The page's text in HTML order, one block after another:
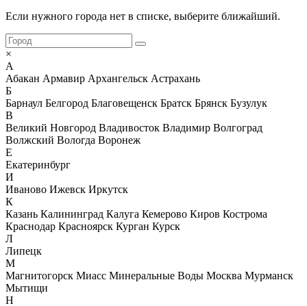
Если нужного города нет в списке, выберите ближайший.
×
А
Абакан Армавир Архангельск Астрахань
Б
Барнаул Белгород Благовещенск Братск Брянск Бузулук
В
Великий Новгород Владивосток Владимир Волгоград
Волжский Вологда Воронеж
Е
Екатеринбург
И
Иваново Ижевск Иркутск
К
Казань Калининград Калуга Кемерово Киров Кострома
Краснодар Красноярск Курган Курск
Л
Липецк
М
Магнитогорск Миасс Минеральные Воды Москва Мурманск
Мытищи
Н